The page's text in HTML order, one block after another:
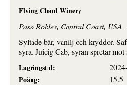
Flying Cloud Winery
Paso Robles, Central Coast, USA
Syltade bär, vanilj och kryddor.
syra. Juicig Cab, syran spretar mot
Lagringstid:
Poäng:
15.5